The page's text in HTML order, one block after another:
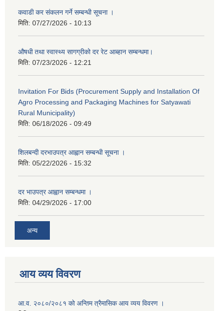
कवाडी कर संकलन गर्ने सम्बन्धी सूचना ।
मिति: 07/27/2026 - 10:13
औषधी तथा स्वास्थ्य सागग्रीको दर रेट आब्हान सम्बन्धमा।
मिति: 07/23/2026 - 12:21
Invitation For Bids (Procurement Supply and Installation Of
Agro Processing and Packaging Machines for Satyawati
Rural Municipality)
मिति: 06/18/2026 - 09:49
शिलबन्दी दरभाउपत्र आह्वान सम्बन्धी सूचना ।
मिति: 05/22/2026 - 15:32
दर भाउपत्र आह्वान सम्बन्धमा ।
मिति: 04/29/2026 - 17:00
अन्य
आय व्यय विवरण
आ.व. २०८०/२०८१ को अन्तिम त्रैमासिक आय व्यय विवरण ।